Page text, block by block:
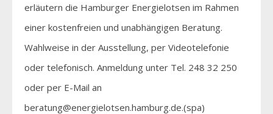
erläutern die Hamburger Energielotsen im Rahmen
einer kostenfreien und unabhängigen Beratung.
Wahlweise in der Ausstellung, per Videotelefonie
oder telefonisch. Anmeldung unter Tel. 248 32 250
oder per E-Mail an
beratung@energielotsen.hamburg.de.(spa)